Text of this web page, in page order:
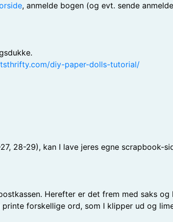
, anmelde bogen (og evt. sende
diy-paper-dolls-tutorial/
28-29), kan I lave jeres egne scrapbook-
Herefter er det frem med saks
forskellige ord, som I klipper ud og